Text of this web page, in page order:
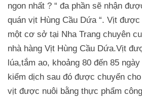
ngon nhất ? “ đa phần sẽ nhận
quán vịt Hùng Cầu Dứa “. Vịt
một cơ sở tại Nha Trang chuyên
nhà hàng Vịt Hùng Cầu Dứa.Vịt
lúa,tắm ao, khoảng 80 đến 85
kiểm dịch sau đó được chuyển
vịt được nuôi bằng thực phẩm